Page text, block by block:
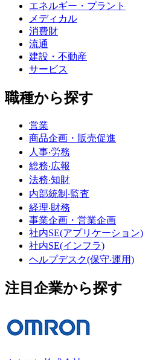
エネルギー・プラント
メディカル
消費財
流通
建設・不動産
サービス
職種から探す
営業
商品企画・販売促進
人事‧労務
総務‧広報
法務‧知財
内部統制‧監査
経理‧財務
事業企画・営業企画
社内SE(アプリケーション)
社内SE(インフラ)
ヘルプデスク(保守‧運用)
注目企業から探す